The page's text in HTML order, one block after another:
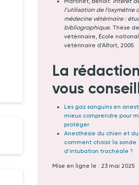
l’utilisation de l’oxymétrie
médecine vétérinaire :
bibliographique. Thèse
vétérinaire, École
vétérinaire d’Alfort, 2005
La rédaction
vous
Les gaz sanguins en
mieux comprendre pour
protéger
Anesthésie du chien et
comment choisir la sonde
d'intubation trachéale ?
Mise en ligne le : 23 mai 2025